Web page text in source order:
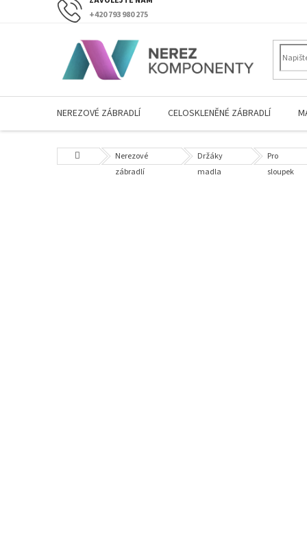
+420 793 980 275
NEREZOVÉ ZÁBRADLÍ CELOSKLENĚNÉ ZÁBRADLÍ
Domů Nerezové
zábradlí
Držáky
madla
Pro
sloupek